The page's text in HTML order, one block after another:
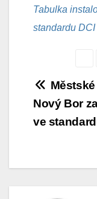
Tabulka
standardu
pro
Nový Bor
ve